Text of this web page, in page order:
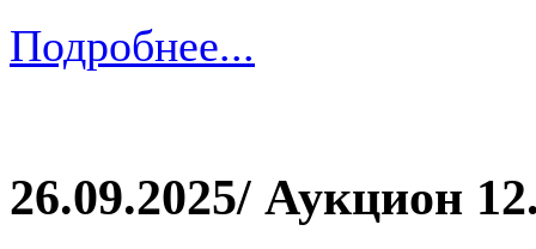
Подробнее...
26.09.2025/ Аукцион